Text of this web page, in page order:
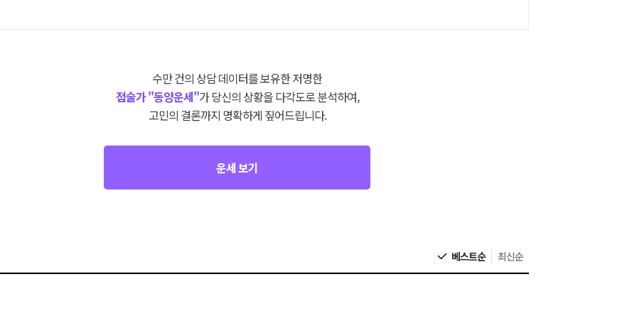
수만 건의 상담 데이터를 보유한 저명한
점술가 "동양운세"가 당신의 상황을 다각도로 분석하여,
고민의 결론까지 명확하게 짚어드립니다.
운세 보기
베스트순 최신순